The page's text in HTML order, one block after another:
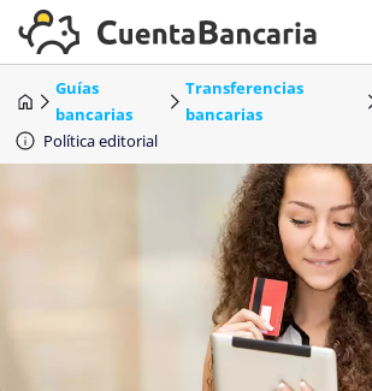
Guías
bancarias
Transferencias
bancarias
Política editorial